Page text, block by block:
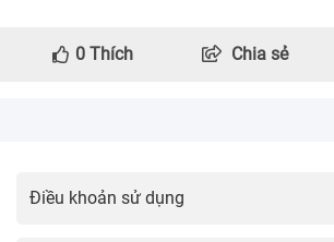
0 Thích Chia sẻ
Điều khoản sử dụng